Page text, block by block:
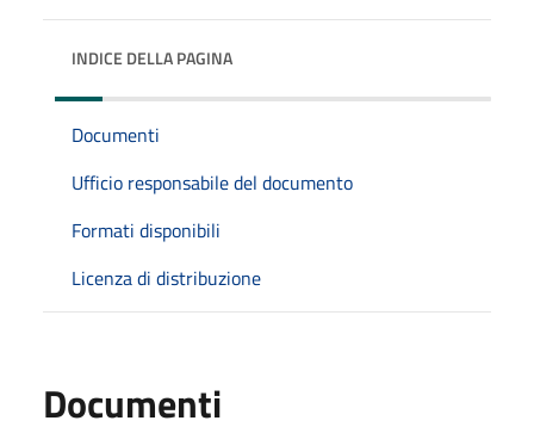
INDICE DELLA PAGINA
Documenti
Ufficio responsabile del documento
Formati disponibili
Licenza di distribuzione
Documenti